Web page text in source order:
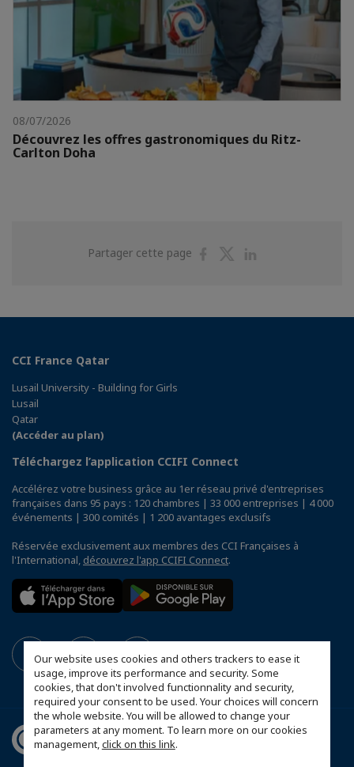
Our website uses cookies and others trackers to ease it
usage, improve its performance and security. Some
cookies, that don't involved functionnality and security,
required your consent to be used. Your choices will concern
the whole website. You will be allowed to change your
parameters at any moment. To learn more on our cookies
management,click on this link.
08/07/2026
Découvrez les offres gastronomiques du Ritz-
Carlton Doha
Partager cette page
PartagerPartager
CCI France Qatar
Lusail University - Building for Girls
Lusail
Qatar
(Accéder au plan)
Téléchargez l’application CCIFI Connect
Accélérez votre business grâce au 1er réseau privé d'entreprises
françaises dans 95 pays : 120 chambres | 33 000 entreprises | 4 000
événements | 300 comités | 1 200 avantages exclusifs
Réservée exclusivement aux membres des CCI Françaises à
l'International, découvrez l'app CCIFI Connect.